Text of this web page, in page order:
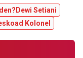
Setiani
Kolonel